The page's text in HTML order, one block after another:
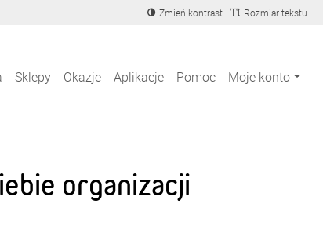
Zmień kontrast Rozmiar tekstu
Sklepy Okazje Aplikacje Pomoc Moje konto
organizacji